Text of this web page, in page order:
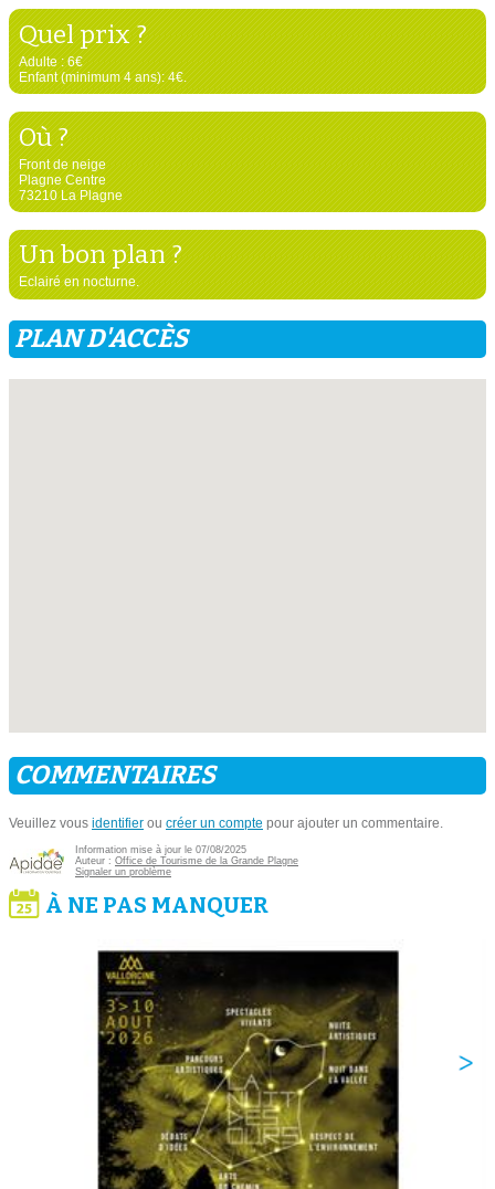
Quel prix ?
Adulte : 6€
Enfant (minimum 4 ans): 4€.
Où ?
Front de neige
Plagne Centre
73210 La Plagne
Un bon plan ?
Eclairé en nocturne.
PLAN D'ACCÈS
COMMENTAIRES
Veuillez vous identifier ou créer un compte pour ajouter un commentaire.
Information mise à jour le 07/08/2025
Auteur : Office de Tourisme de la Grande Plagne
Signaler un problème
À NE PAS MANQUER